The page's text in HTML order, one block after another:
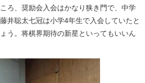
ろ、奨励会入会はかなり狭き門で、中学
井聡太七冠は小学4年生で入会していたと
う。将棋界期待の新星といってもいいん